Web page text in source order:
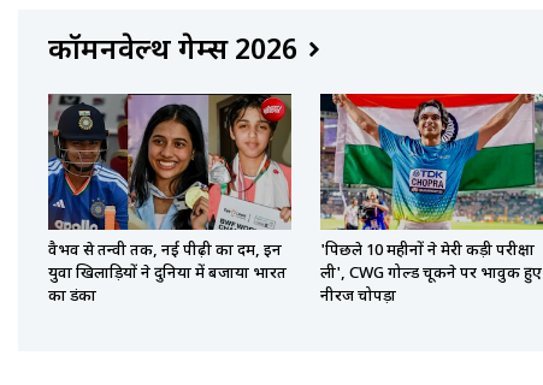
कॉमनवेल्थ गेम्स 2026
वैभव से तन्वी तक, नई पीढ़ी का दम, इन
युवा खिलाड़ियों ने दुनिया में बजाया भारत
का डंका
'पिछले 10 महीनों ने मेरी कड़ी परीक्षा
ली', CWG गोल्ड चूकने पर भावुक हुए
नीरज चोपड़ा